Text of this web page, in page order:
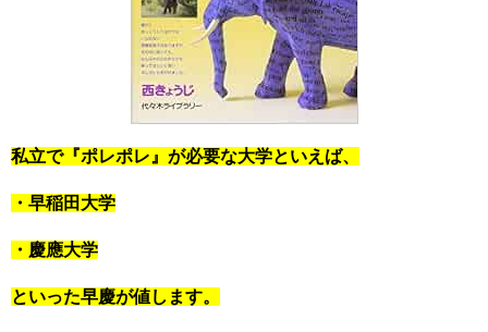
私立で『ポレポレ』が必要な大学といえば、
・早稲田大学
・慶應大学
といった早慶が値します。